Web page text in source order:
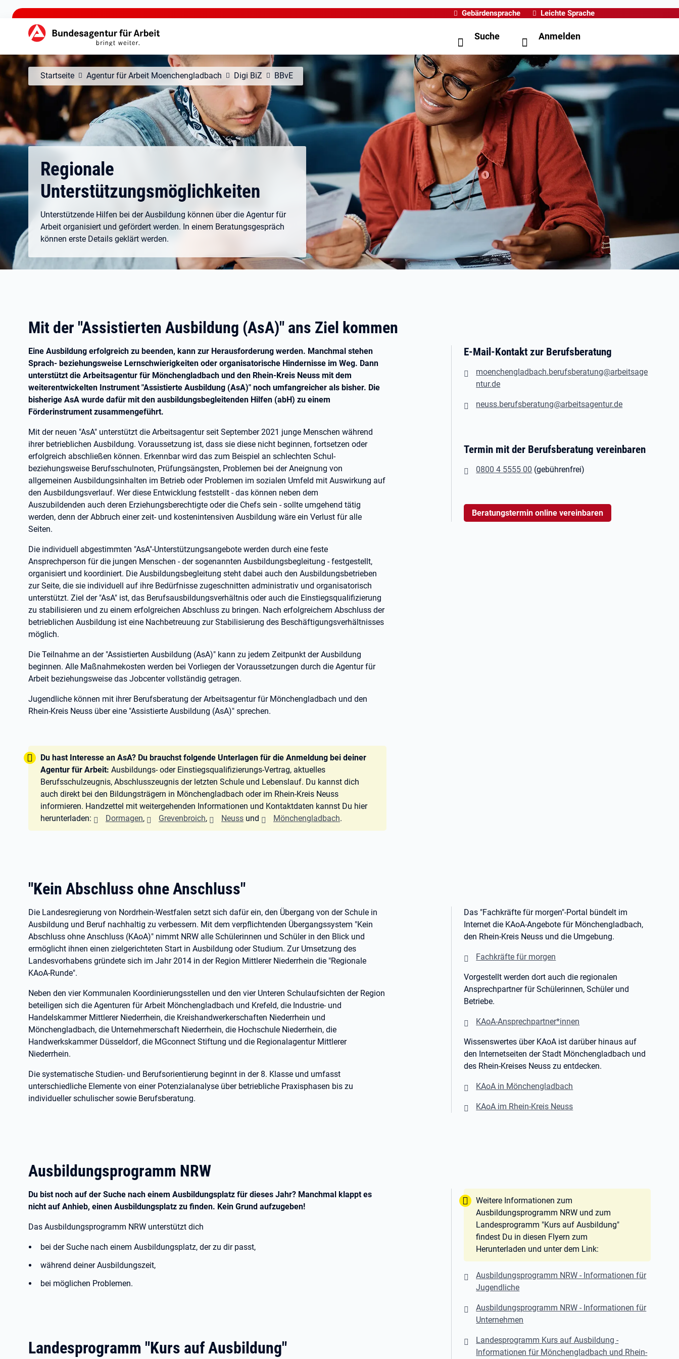
zu den Hauptinhalten springen
Gebärdensprache Leichte Sprache
Hauptnavigation Suche Anmelden
Startseite Agentur für Arbeit Moenchengladbach Digi BiZ BBvE
Regionale
Unterstützungsmöglichkeiten
Unterstützende Hilfen bei der Ausbildung können über die Agentur für
Arbeit organisiert und gefördert werden. In einem Beratungsgespräch
können erste Details geklärt werden.
Mit der "Assistierten Ausbildung (AsA)" ans Ziel kommen
Eine Ausbildung erfolgreich zu beenden, kann zur Herausforderung werden. Manchmal stehen
Sprach- beziehungsweise Lernschwierigkeiten oder organisatorische Hindernisse im Weg. Dann
unterstützt die Arbeitsagentur für Mönchengladbach und den Rhein-Kreis Neuss mit dem
weiterentwickelten Instrument "Assistierte Ausbildung (AsA)" noch umfangreicher als bisher. Die
bisherige AsA wurde dafür mit den ausbildungsbegleitenden Hilfen (abH) zu einem
Förderinstrument zusammengeführt.
Mit der neuen "AsA" unterstützt die Arbeitsagentur seit September 2021 junge Menschen während
ihrer betrieblichen Ausbildung. Voraussetzung ist, dass sie diese nicht beginnen, fortsetzen oder
erfolgreich abschließen können. Erkennbar wird das zum Beispiel an schlechten Schul-
beziehungsweise Berufsschulnoten, Prüfungsängsten, Problemen bei der Aneignung von
allgemeinen Ausbildungsinhalten im Betrieb oder Problemen im sozialen Umfeld mit Auswirkung auf
den Ausbildungsverlauf. Wer diese Entwicklung feststellt - das können neben dem
Auszubildenden auch deren Erziehungsberechtigte oder die Chefs sein - sollte umgehend tätig
werden, denn der Abbruch einer zeit- und kostenintensiven Ausbildung wäre ein Verlust für alle
Seiten.
Die individuell abgestimmten "AsA"-Unterstützungsangebote werden durch eine feste
Ansprechperson für die jungen Menschen - der sogenannten Ausbildungsbegleitung - festgestellt,
organisiert und koordiniert. Die Ausbildungsbegleitung steht dabei auch den Ausbildungsbetrieben
zur Seite, die sie individuell auf ihre Bedürfnisse zugeschnitten administrativ und organisatorisch
unterstützt. Ziel der "AsA" ist, das Berufsausbildungsverhältnis oder auch die Einstiegsqualifizierung
zu stabilisieren und zu einem erfolgreichen Abschluss zu bringen. Nach erfolgreichem Abschluss der
betrieblichen Ausbildung ist eine Nachbetreuung zur Stabilisierung des Beschäftigungsverhältnisses
möglich.
Die Teilnahme an der "Assistierten Ausbildung (AsA)" kann zu jedem Zeitpunkt der Ausbildung
beginnen. Alle Maßnahmekosten werden bei Vorliegen der Voraussetzungen durch die Agentur für
Arbeit beziehungsweise das Jobcenter vollständig getragen.
Jugendliche können mit ihrer Berufsberatung der Arbeitsagentur für Mönchengladbach und den
Rhein-Kreis Neuss über eine "Assistierte Ausbildung (AsA)" sprechen.
Tipp:
Du hast Interesse an AsA? Du brauchst folgende Unterlagen für die Anmeldung bei deiner
Agentur für Arbeit: Ausbildungs- oder Einstiegsqualifizierungs-Vertrag, aktuelles
Berufsschulzeugnis, Abschlusszeugnis der letzten Schule und Lebenslauf. Du kannst dich
auch direkt bei den Bildungsträgern in Mönchengladbach oder im Rhein-Kreis Neuss
informieren. Handzettel mit weitergehenden Informationen und Kontaktdaten kannst Du hier
herunterladen:
Dormagen, Grevenbroich, Neuss und Mönchengladbach.
E-Mail-Kontakt zur Berufsberatung
moenchengladbach.berufsberatung@arbeitsage
ntur.de
neuss.berufsberatung@arbeitsagentur.de
Termin mit der Berufsberatung vereinbaren
0800 4 5555 00 (gebührenfrei)
Beratungstermin online vereinbaren
"Kein Abschluss ohne Anschluss"
Die Landesregierung von Nordrhein-Westfalen setzt sich dafür ein, den Übergang von der Schule in
Ausbildung und Beruf nachhaltig zu verbessern. Mit dem verpflichtenden Übergangssystem "Kein
Abschluss ohne Anschluss (KAoA)" nimmt NRW alle Schülerinnen und Schüler in den Blick und
ermöglicht ihnen einen zielgerichteten Start in Ausbildung oder Studium. Zur Umsetzung des
Landesvorhabens gründete sich im Jahr 2014 in der Region Mittlerer Niederrhein die "Regionale
KAoA-Runde".
Neben den vier Kommunalen Koordinierungsstellen und den vier Unteren Schulaufsichten der Region
beteiligen sich die Agenturen für Arbeit Mönchengladbach und Krefeld, die Industrie- und
Handelskammer Mittlerer Niederrhein, die Kreishandwerkerschaften Niederrhein und
Mönchengladbach, die Unternehmerschaft Niederrhein, die Hochschule Niederrhein, die
Handwerkskammer Düsseldorf, die MGconnect Stiftung und die Regionalagentur Mittlerer
Niederrhein.
Die systematische Studien- und Berufsorientierung beginnt in der 8. Klasse und umfasst
unterschiedliche Elemente von einer Potenzialanalyse über betriebliche Praxisphasen bis zu
individueller schulischer sowie Berufsberatung.
Das "Fachkräfte für morgen"-Portal bündelt im
Internet die KAoA-Angebote für Mönchengladbach,
den Rhein-Kreis Neuss und die Umgebung.
Fachkräfte für morgen
Vorgestellt werden dort auch die regionalen
Ansprechpartner für Schülerinnen, Schüler und
Betriebe.
KAoA-Ansprechpartner*innen
Wissenswertes über KAoA ist darüber hinaus auf
den Internetseiten der Stadt Mönchengladbach und
des Rhein-Kreises Neuss zu entdecken.
KAoA in Mönchengladbach
KAoA im Rhein-Kreis Neuss
Ausbildungsprogramm NRW
Du bist noch auf der Suche nach einem Ausbildungsplatz für dieses Jahr? Manchmal klappt es
nicht auf Anhieb, einen Ausbildungsplatz zu finden. Kein Grund aufzugeben!
Das Ausbildungsprogramm NRW unterstützt dich
bei der Suche nach einem Ausbildungsplatz, der zu dir passt,
während deiner Ausbildungszeit,
bei möglichen Problemen.
Landesprogramm "Kurs auf Ausbildung"
Tipp:
Weitere Informationen zum
Ausbildungsprogramm NRW und zum
Landesprogramm "Kurs auf Ausbildung"
findest Du in diesen Flyern zum
Herunterladen und unter dem Link:
Ausbildungsprogramm NRW - Informationen für
Jugendliche
Ausbildungsprogramm NRW - Informationen für
Unternehmen
Landesprogramm Kurs auf Ausbildung -
Informationen für Mönchengladbach und Rhein-